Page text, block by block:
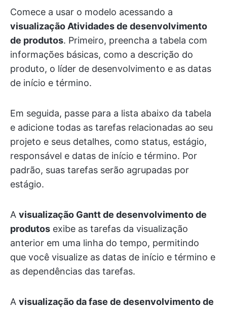
Comece a usar o modelo acessando a
visualização Atividades de desenvolvimento
de produtos. Primeiro, preencha a tabela com
informações básicas, como a descrição do
produto, o líder de desenvolvimento e as datas
de início e término.
Em seguida, passe para a lista abaixo da tabela
e adicione todas as tarefas relacionadas ao seu
projeto e seus detalhes, como status, estágio,
responsável e datas de início e término. Por
padrão, suas tarefas serão agrupadas por
estágio.
A visualização Gantt de desenvolvimento de
produtos exibe as tarefas da visualização
anterior em uma linha do tempo, permitindo
que você visualize as datas de início e término e
as dependências das tarefas.
A visualização da fase de desenvolvimento de